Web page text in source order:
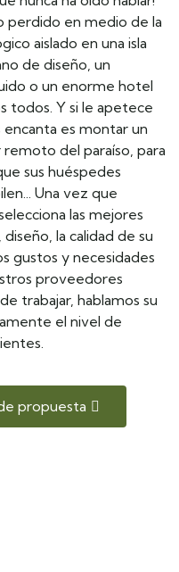
perdido en medio de la
aislado en una isla
de diseño, un
o un enorme hotel
todos. Y si le apetece
es montar un
del paraíso, para
sus huéspedes
Una vez que
las mejores
la calidad de su
gustos y necesidades
proveedores
trabajar, hablamos su
el nivel de
propuesta